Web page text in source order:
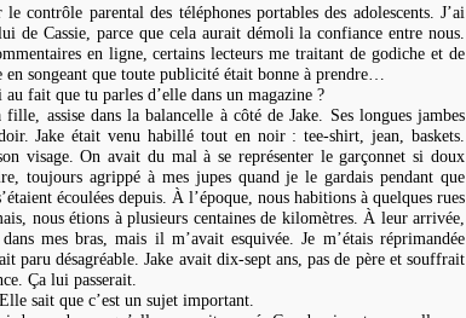
contrôle parental des téléphones portables des adolescents. J’ai
de Cassie, parce que cela aurait démoli la confiance entre nous.
en ligne, certains lecteurs me traitant de godiche et de
en songeant que toute publicité était bonne à prendre…
fait que tu parles d’elle dans un magazine ?
assise dans la balancelle à côté de Jake. Ses longues jambes
Jake était venu habillé tout en noir : tee-shirt, jean, baskets.
visage. On avait du mal à se représenter le garçonnet si doux
toujours agrippé à mes jupes quand je le gardais pendant que
écoulées depuis. À l’époque, nous habitions à quelques rues
nous étions à plusieurs centaines de kilomètres. À leur arrivée,
mes bras, mais il m’avait esquivée. Je m’étais réprimandée
paru désagréable. Jake avait dix-sept ans, pas de père et souffrait
Ça lui passerait.
sait que c’est un sujet important.